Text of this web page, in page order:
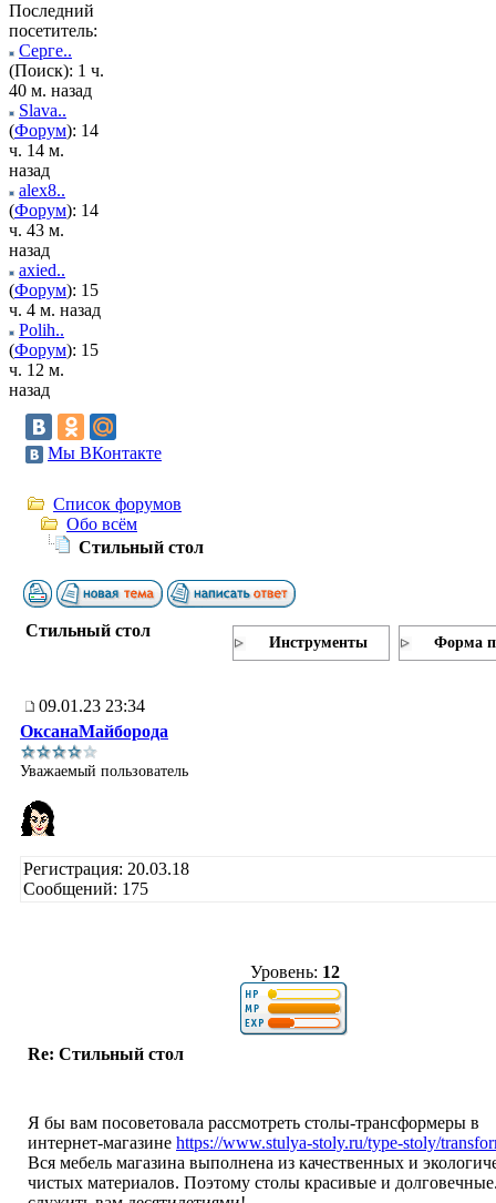
Последний
посетитель:
Серге..
(Поиск): 1 ч.
40 м. назад
Slava..
(Форум): 14
ч. 14 м.
назад
alex8..
(Форум): 14
ч. 43 м.
назад
axied..
(Форум): 15
ч. 4 м. назад
Polih..
(Форум): 15
ч. 12 м.
назад
Мы ВКонтакте
Список форумов
Обо всём
Стильный стол
Стильный стол
Инструменты Форма
09.01.23 23:34
ОксанаМайборода
Уважаемый пользователь
Регистрация: 20.03.18
Сообщений: 175
Уровень: 12
Re: Стильный стол
Я бы вам посоветовала рассмотреть столы-трансформеры в
интернет-магазине https://www.stulya-stoly.ru/type-stoly/
Вся мебель магазина выполнена из качественных и
чистых материалов. Поэтому столы красивые и